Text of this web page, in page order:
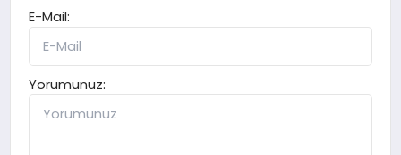
E-Mail:
Yorumunuz: